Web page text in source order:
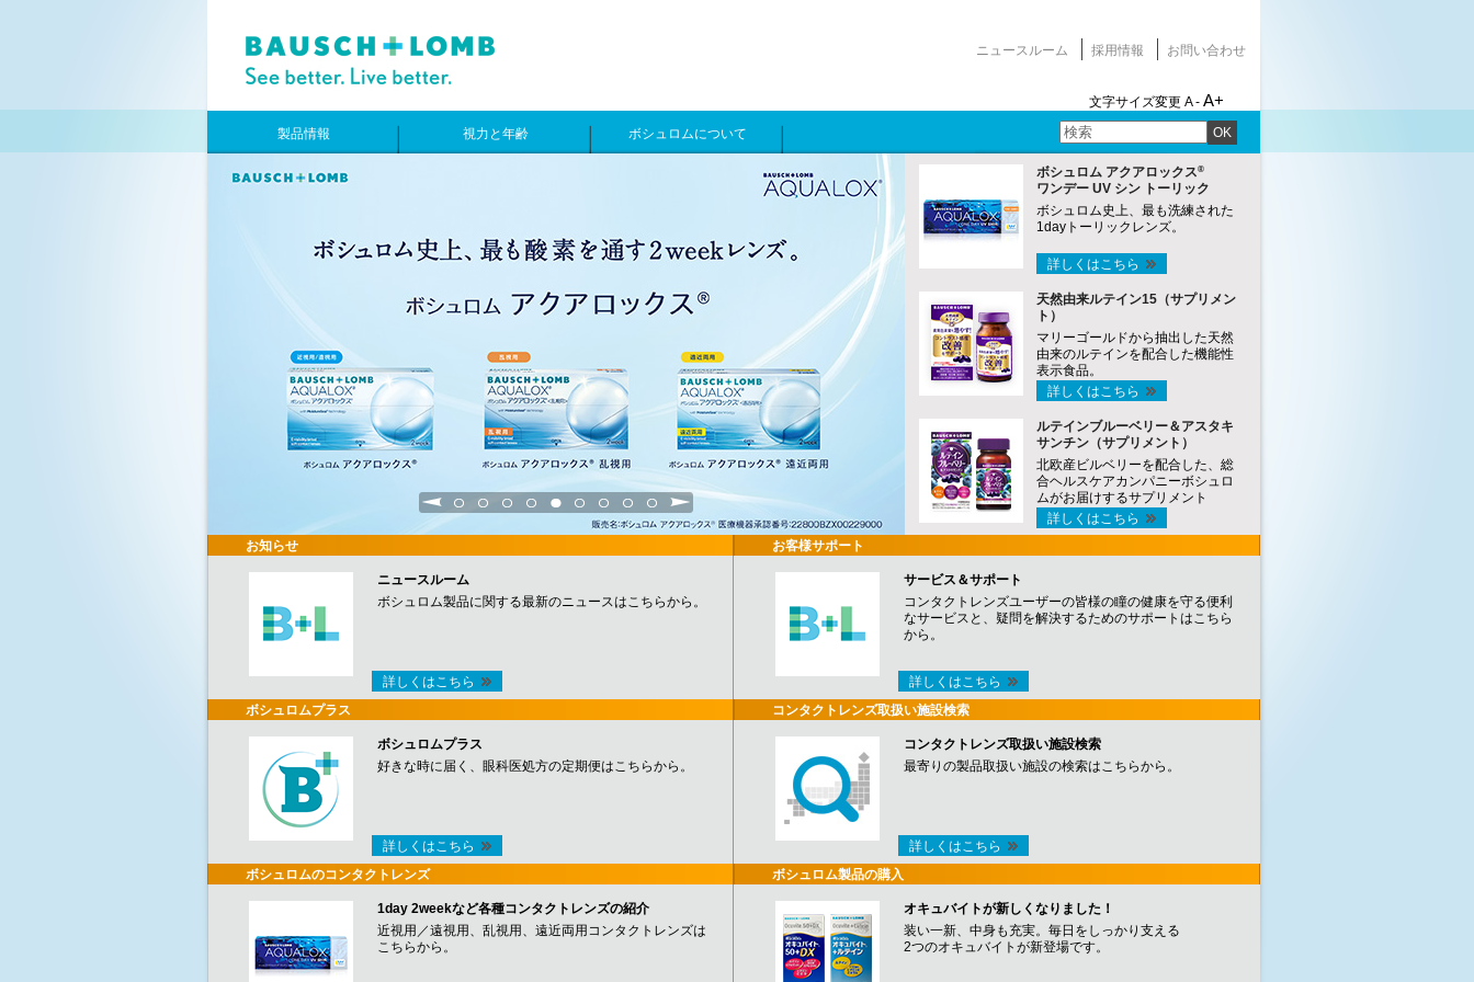
ニュースルーム 採用情報 お問い合わせ
文字サイズ変更 A - A+
OK
製品情報 視力と年齢 ボシュロムについて
1 2 3 4 5 6 7 8 9
ボシュロム アクアロックス®
ワンデー UV シン トーリック
ボシュロム史上、最も洗練された
1dayトーリックレンズ。
詳しくはこちら
天然由来ルテイン15（サプリメン
ト）
マリーゴールドから抽出した天然
由来のルテインを配合した機能性
表示食品。
詳しくはこちら
ルテインブルーベリー＆アスタキ
サンチン（サプリメント）
北欧産ビルベリーを配合した、総
合ヘルスケアカンパニーボシュロ
ムがお届けするサプリメント
詳しくはこちら
お知らせ
ニュースルーム
ボシュロム製品に関する最新のニュースはこちらから。
詳しくはこちら
ボシュロムプラス
ボシュロムプラス
好きな時に届く、眼科医処方の定期便はこちらから。
詳しくはこちら
ボシュロムのコンタクトレンズ
1day 2weekなど各種コンタクトレンズの紹介
近視用／遠視用、乱視用、遠近両用コンタクトレンズは
こちらから。
お客様サポート
サービス＆サポート
コンタクトレンズユーザーの皆様の瞳の健康を守る便利
なサービスと、疑問を解決するためのサポートはこちら
から。
詳しくはこちら
コンタクトレンズ取扱い施設検索
コンタクトレンズ取扱い施設検索
最寄りの製品取扱い施設の検索はこちらから。
詳しくはこちら
ボシュロム製品の購入
オキュバイトが新しくなりました！
装い一新、中身も充実。毎日をしっかり支える
2つのオキュバイトが新登場です。